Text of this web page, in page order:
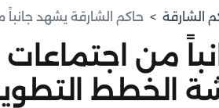
الشارقة > حاكم الشارقة يشهد
من اجتماعات
الخطط